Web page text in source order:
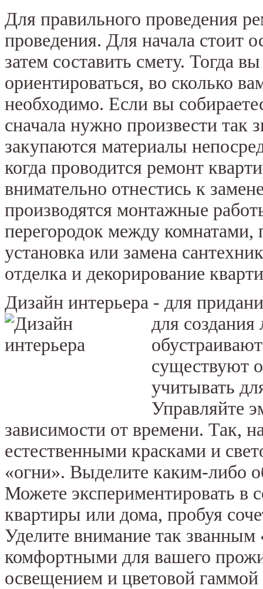
Для правильного проведения
проведения. Для начала стоит
затем составить смету. Тогда вы
ориентироваться, во сколько
необходимо. Если вы
сначала нужно произвести так
закупаются материалы
когда проводится ремонт
внимательно отнестись к
производятся монтажные
перегородок между
установка или замена
отделка и декорирование
Дизайн интерьера - для
для
существуют
учитывать
Управляйте
зависимости от времени. Так,
естественными красками и
«огни». Выделите каким-либо
Можете экспериментировать в
квартиры или дома, пробуя
Уделите внимание так
комфортными для вашего
освещением и цветовой